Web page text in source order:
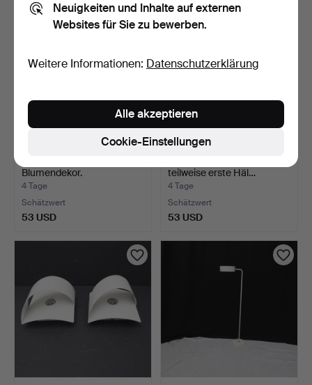
Blumendekor.
4 Tage
Schätzwert
53 USD
teilweise erste Häl…
4 Tage
Schätzwert
53 USD
Neuigkeiten und Inhalte auf externen
Websites für Sie zu bewerben.
Weitere Informationen: Datenschutzerklärung
Cookie-Einstellungen
Alle akzeptieren